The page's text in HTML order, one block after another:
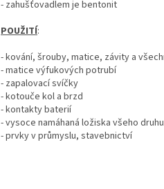
- zahušťovadlem je bentonit
POUŽITÍ:
- kování, šrouby, matice, závity a
- matice výfukových potrubí
- zapalovací svíčky
- kotouče kol a brzd
- kontakty baterií
- vysoce namáhaná ložiska všeho druhu
- prvky v průmyslu, stavebnictví